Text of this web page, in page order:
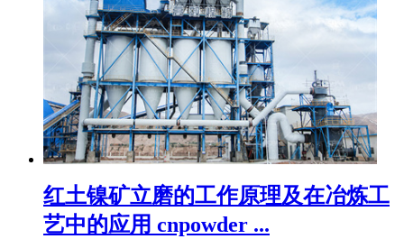
红土镍矿立磨的工作原理及在冶炼工
艺中的应用 cnpowder ...